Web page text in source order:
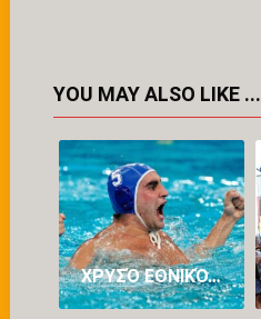
YOU MAY ALSO LIKE ...
ΧΡΥΣΌ ΕΘΝΙΚΌ… ΌΝΕΙΡΟ: Η ΕΛΛΆΔΑΡΑ ΣΤΗΝ ΚΟΡΥΦΉ ΤΟΥ ΠΛΑΝΉΤΗ ΚΑΤΑΤΡΟΠΏΝΟΝΤΑΣ ΤΗΝ ΟΥΓΓΑΡΊΑ!